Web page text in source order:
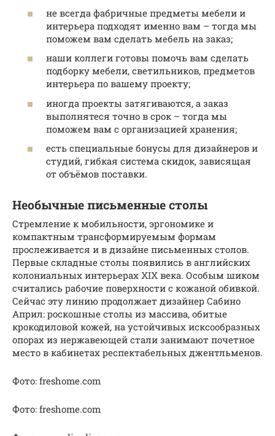
не всегда фабричные предметы мебели и
интерьера подходят именно вам – тогда мы
поможем вам сделать мебель на заказ;
наши коллеги готовы помочь вам сделать
подборку мебели, светильников, предметов
интерьера по вашему проекту;
иногда проекты затягиваются, а заказ
выполнятеся точно в срок – тогда мы
поможем вам с организацией хранения;
есть специальные бонусы для дизайнеров и
студий, гибкая система скидок, зависящая
от объёмов поставки.
Необычные письменные столы
Стремление к мобильности, эргономике и
компактным трансформируемым формам
прослеживается и в дизайне письменных столов.
Первые складные столы появились в английских
колониальных интерьерах XIX века. Особым шиком
считались рабочие поверхности с кожаной обивкой.
Сейчас эту линию продолжает дизайнер Сабино
Април: роскошные столы из массива, обитые
крокодиловой кожей, на устойчивых исксообразных
опорах из нержавеющей стали занимают почетное
место в кабинетах респектабельных джентльменов.
Фото: freshome.com
Фото: freshome.com